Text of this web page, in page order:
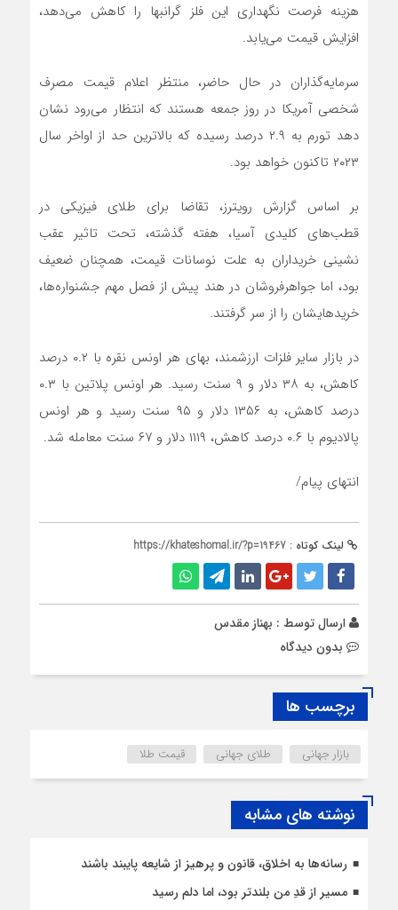
هزینه فرصت نگهداری این فلز گرانبها را کاهش می‌دهد،
افزایش قیمت می‌یابد.
سرمایه‌گذاران در حال حاضر، منتظر اعلام قیمت مصرف
شخصی آمریکا در روز جمعه هستند که انتظار می‌رود نشان
دهد تورم به ۲.۹ درصد رسیده که بالاترین حد از اواخر سال
۲۰۲۳ تاکنون خواهد بود.
بر اساس گزارش رویترز، تقاضا برای طلای فیزیکی در
قطب‌های کلیدی آسیا، هفته گذشته، تحت تاثیر عقب
نشینی خریداران به علت نوسانات قیمت، همچنان ضعیف
بود، اما جواهرفروشان در هند پیش از فصل مهم جشنواره‌ها،
خریدهایشان را از سر گرفتند.
در بازار سایر فلزات ارزشمند، بهای هر اونس نقره با ۰.۲ درصد
کاهش، به ۳۸ دلار و ۹ سنت رسید. هر اونس پلاتین با ۰.۳
درصد کاهش، به ۱۳۵۶ دلار و ۹۵ سنت رسید و هر اونس
پالادیوم با ۰.۶ درصد کاهش، ۱۱۱۹ دلار و ۶۷ سنت معامله شد.
انتهای پیام/
لینک کوتاه : https://khateshomal.ir/?p=19467
ارسال توسط : بهناز مقدس
بدون دیدگاه
برچسب ها
بازار جهانی طلای جهانی قیمت طلا
نوشته های مشابه
رسانه‌ها به اخلاق، قانون و پرهیز از شایعه پایبند باشند
مسیر از قدِ من بلندتر بود، اما دلم رسید